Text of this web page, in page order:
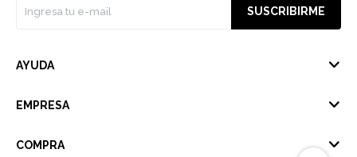
SUSCRIBIRME
AYUDA
EMPRESA
COMPRA